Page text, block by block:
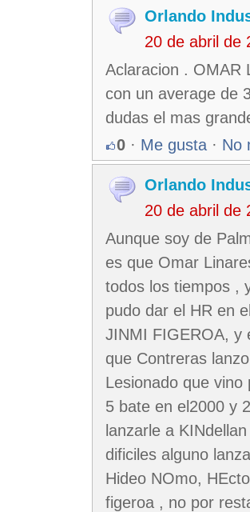
Orlando
20 de abril de
Aclaracion . OMAR
con un average de
dudas el mas
0 · Me gusta · No
Orlando
20 de abril de
Aunque soy de
es que Omar
todos los tiempos ,
pudo dar el HR en
JINMI FIGEROA, y
que Contreras
Lesionado que
5 bate en el2000 y
lanzarle a
dificiles alguno
Hideo NOmo,
figeroa , no por